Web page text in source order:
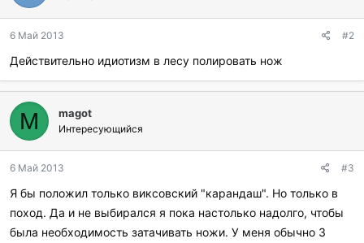
6 Май 2013 #2
Действительно идиотизм в лесу полировать нож
M magot
Интересующийся
6 Май 2013 #3
Я бы положил только виксовский "карандаш". Но только в
поход. Да и не выбирался я пока настолько надолго, чтобы
была необходимость затачивать ножи. У меня обычно 3